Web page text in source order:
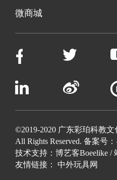
微商城
©2019-2020 广东彩珀科教文
All Rights Reserved. 备案号：
技术支持： 博艺客Boeelike/
友情链接： 中外玩具网